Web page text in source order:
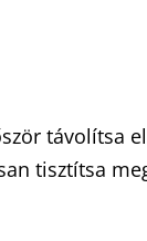
távolítsa
tisztítsa